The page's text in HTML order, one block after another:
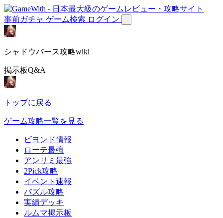
事前ガチャ ゲーム検索 ログイン
シャドウバース攻略wiki
掲示板Q&A
トップに戻る
ゲーム攻略一覧を見る
ビヨンド情報
ローテ最強
アンリミ最強
2Pick攻略
イベント速報
パズル攻略
実績デッキ
ルムマ掲示板